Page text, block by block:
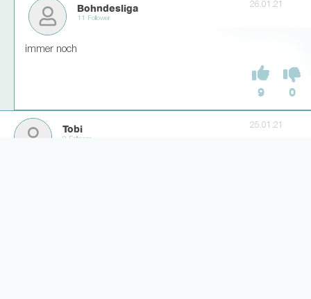
Bohndesliga
11 Follower
26.01.21
immer noch
9 0
Tobi
0 Follower
25.01.21